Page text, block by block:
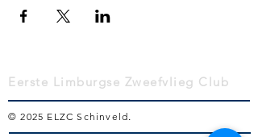
Eerste Limburgse Zweefvlieg Club
© 2025 ELZC Schinveld.